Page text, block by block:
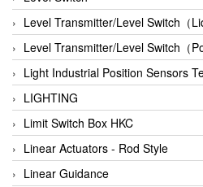
Autec
Auto Flow
Automatic valve
Aventics
Avproglobal
Axiomtek
AZBIL
Level Transmitter/Level Switch（
Level Transmitter/Level Switch（
Light Industrial Position Sensors
LIGHTING
Limit Switch Box HKC
Linear Actuators - Rod Style
Linear Guidance